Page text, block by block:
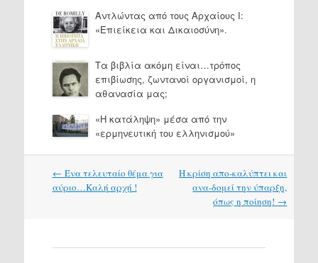
Αντλώντας από τους Αρχαίους Ι:
«Επιείκεια και Δικαιοσύνη».
Τα βιβλία ακόμη είναι…τρόπος
επιβίωσης, ζωντανοί οργανισμοί, η
αθανασία μας;
«Η κατάληψη» μέσα από την
«ερμηνευτική του ελληνισμού»
Post
navigation
← Ένα τελευταίο θέμα για
αύριο…Καλή αρχή !
Η κρίση απο-καλύπτει και
ανα-δομεί την ύπαρξη,
όπως η ποίηση! →